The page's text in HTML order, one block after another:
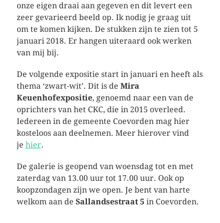
onze eigen draai aan gegeven en dit levert een
zeer gevarieerd beeld op. Ik nodig je graag uit
om te komen kijken. De stukken zijn te zien tot 5
januari 2018. Er hangen uiteraard ook werken
van mij bij.
De volgende expositie start in januari en heeft als
thema ‘zwart-wit’. Dit is de Mira
Keuenhofexpositie, genoemd naar een van de
oprichters van het CKC, die in 2015 overleed.
Iedereen in de gemeente Coevorden mag hier
kosteloos aan deelnemen. Meer hierover vind
je hier.
De galerie is geopend van woensdag tot en met
zaterdag van 13.00 uur tot 17.00 uur. Ook op
koopzondagen zijn we open. Je bent van harte
welkom aan de Sallandsestraat 5 in Coevorden.